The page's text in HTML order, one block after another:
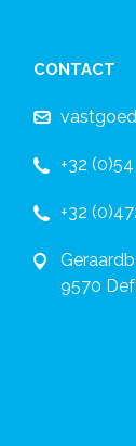
CONTACT
+32
+32
9570